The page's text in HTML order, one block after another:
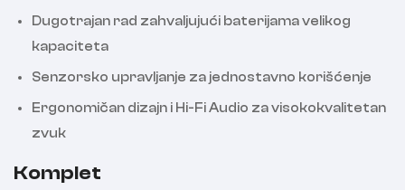
Dugotrajan rad zahvaljujući baterijama velikog
kapaciteta
Senzorsko upravljanje za jednostavno korišćenje
Ergonomičan dizajn i Hi-Fi Audio za visokokvalitetan
zvuk
Komplet